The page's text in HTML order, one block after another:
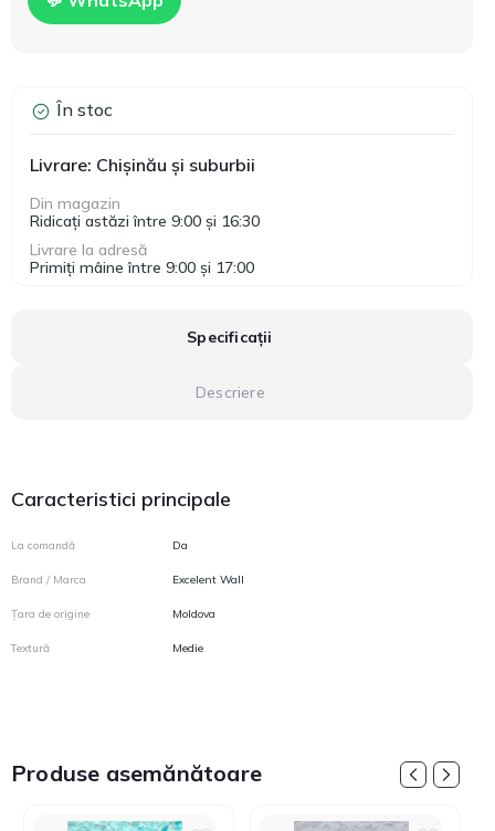
În stoc
Livrare: Chișinău și suburbii
Din magazin
Ridicați astăzi între 9:00 și 16:30
Livrare la adresă
Primiți mâine între 9:00 și 17:00
Specificații
Descriere
Caracteristici principale
La comandă Da
Brand / Marca Excelent Wall
Țara de origine Moldova
Textură Medie
Produse asemănătoare